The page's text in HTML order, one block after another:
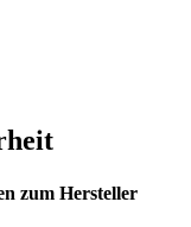
zum Hersteller